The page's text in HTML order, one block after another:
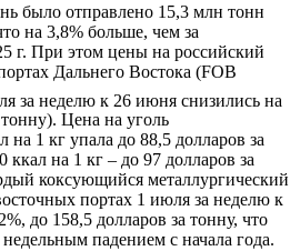
было отправлено 15,3 млн тонн
на 3,8% больше, чем за
г. При этом цены на российский
Дальнего Востока (FOB
за неделю к 26 июня снизились на
Цена на уголь
на 1 кг упала до 88,5 долларов за
ккал на 1 кг – до 97 долларов за
коксующийся металлургический
портах 1 июля за неделю к
до 158,5 долларов за тонну, что
падением с начала года.